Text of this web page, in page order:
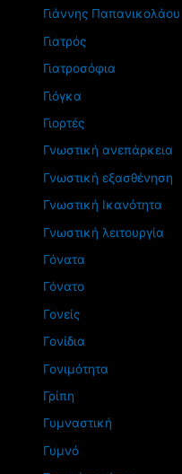
Γιάννης Παπανικολάου
Γιατρός
Γιατροσόφια
Γιόγκα
Γιορτές
Γνωστική ανεπάρκεια
Γνωστική εξασθένηση
Γνωστική Ικανότητα
Γνωστική λειτουργία
Γόνατα
Γόνατο
Γονείς
Γονίδια
Γονιμότητα
Γρίπη
Γυμναστική
Γυμνό